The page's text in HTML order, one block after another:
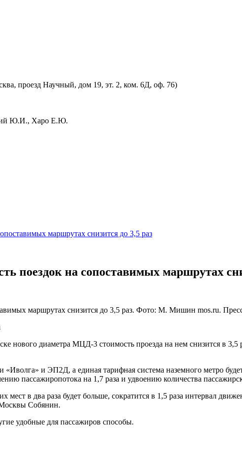
проезд Научный, дом 19, эт. 2, ком. 6Д, оф. 76)
Ю.И., Харо Е.Ю.
маршрутах снизится до 3,5 раз
поездок на сопоставимых маршрутах
маршрутах снизится до 3,5 раз. Фото: М. Мишин mos.ru.
нового диаметра МЦД-3 стоимость проезда на нем снизится в
«Иволга» и ЭП2Д, а единая тарифная система наземного метро
пассажиропотока на 1,7 раза и удвоению количества
мест в два раза будет больше, сократится в 1,5 раза интервал
Москвы Собянин.
удобные для пассажиров способы.